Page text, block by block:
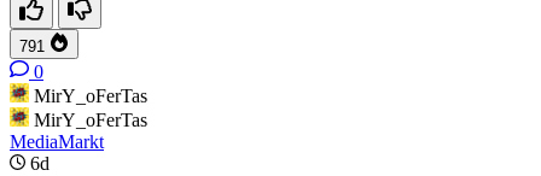
791
0
MirY_oFerTas
MirY_oFerTas
MediaMarkt
6d